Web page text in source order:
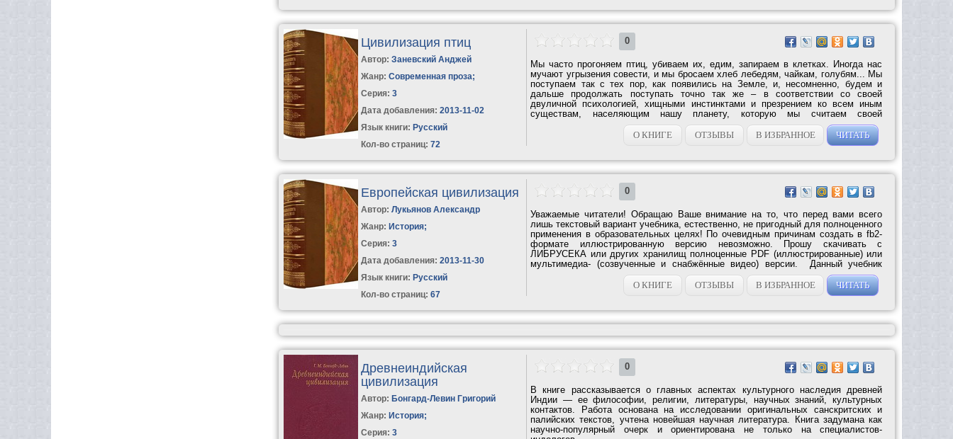
Цивилизация птиц
Автор:Заневский Анджей
Жанр: Современная проза;
Серия:3
Дата добавления: 2013-11-02
Язык книги: Русский
Кол-во страниц: 72
0
Мы часто прогоняем птиц, убиваем их, едим, запираем в клетках. Иногда нас
мучают угрызения совести, и мы бросаем хлеб лебедям, чайкам, голубям... Мы
поступаем так с тех пор, как появились на Земле, и, несомненно, будем и
дальше продолжать поступать точно так же – в соответствии со своей
двуличной психологией, хищными инстинктами и презрением ко всем иным
существам, населяющим нашу планету, которую мы считаем своей
О КНИГЕ
ОТЗЫВЫ В ИЗБРАННОЕ ЧИТАТЬ
Европейская цивилизация
Автор:Лукьянов Александр
Жанр: История;
Серия:3
Дата добавления: 2013-11-30
Язык книги: Русский
Кол-во страниц: 67
0
Уважаемые читатели! Обращаю Ваше внимание на то, что перед вами всего
лишь текстовый вариант учебника, естественно, не пригодный для полноценного
применения в образовательных целях! По очевидным причинам создать в fb2-
формате иллюстрированную версию невозможно. Прошу скачивать с
ЛИБРУСЕКА или других хранилищ полноценные PDF (иллюстрированные) или
мультимедиа- (созвученные и снабжённые видео) версии. Данный учебник
О КНИГЕ
ОТЗЫВЫ В ИЗБРАННОЕ ЧИТАТЬ
Древнеиндийская
цивилизация
Автор: Бонгард-Левин Григорий
Жанр: История;
Серия:3
0
В книге рассказывается о главных аспектах культурного наследия древней
Индии — ее философии, религии, литературы, научных знаний, культурных
контактов. Работа основана на исследовании оригинальных санскритских и
палийских текстов, учтена новейшая научная литература. Книга задумана как
научно-популярный очерк и ориентирована не только на специалистов-